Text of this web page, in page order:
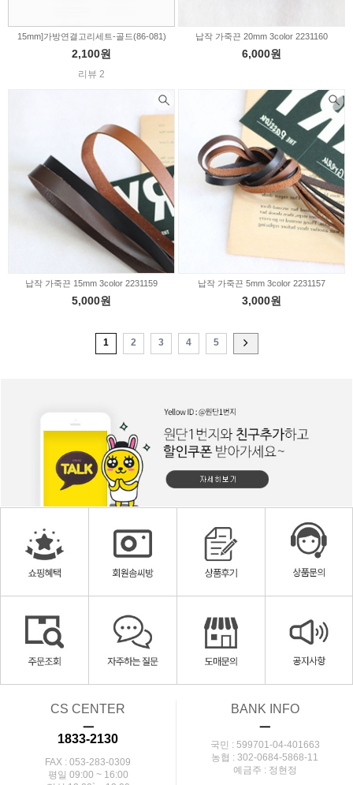
15mm]가방연결고리세트-골드(86-081)
2,100원
리뷰 2
납작 가죽끈 20mm 3color 2231160
6,000원
납작 가죽끈 15mm 3color 2231159
5,000원
납작 가죽끈 5mm 3color 2231157
3,000원
1 2 3 4 5
CS CENTER
ㅡ
1833-2130
FAX : 053-283-0309
평일 09:00 ~ 16:00
BANK INFO
ㅡ
국민 : 599701-04-401663
농협 : 302-0684-5868-11
예금주 : 정현정